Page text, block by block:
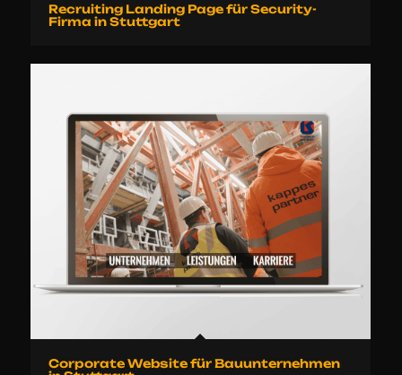
Recruiting Landing Page für Security-
Firma in Stuttgart
Corporate Website für Bauunternehmen